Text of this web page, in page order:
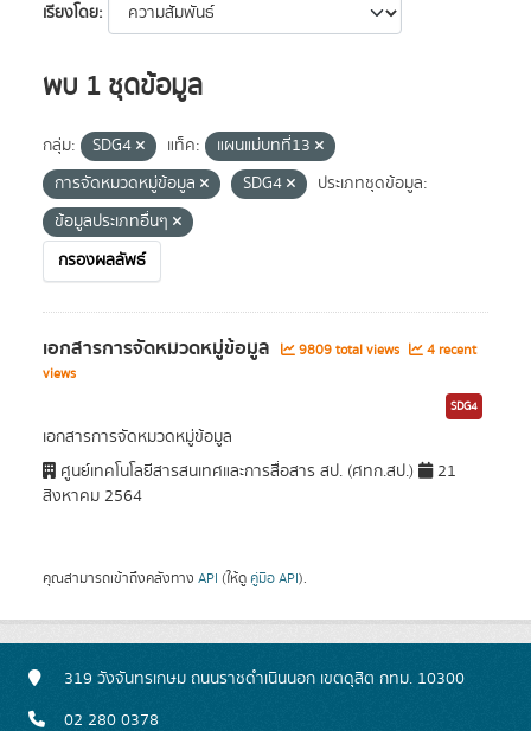
เรียงโดย
พบ 1 ชุดข้อมูล
กลุ่ม: SDG4 แท็ค:
แผนแม่บทที่13
การจัดหมวดหมู่ข้อมูล
SDG4
ประเภทชุดข้อมูล:
ข้อมูลประเภทอื่นๆ
กรองผลลัพธ์
เอกสารการจัดหมวดหมู่ข้อมูล 9809 total views
4 recent
views
SDG4
เอกสารการจัดหมวดหมู่ข้อมูล
ศูนย์เทคโนโลยีสารสนเทศและการสื่อสาร สป. (ศทก.สป.)
21
สิงหาคม 2564
คุณสามารถเข้าถึงคลังทาง API (ให้ดู คู่มือ API).
319 วังจันทรเกษม ถนนราชดำเนินนอก เขตดุสิต กทม. 10300
02 280 0378